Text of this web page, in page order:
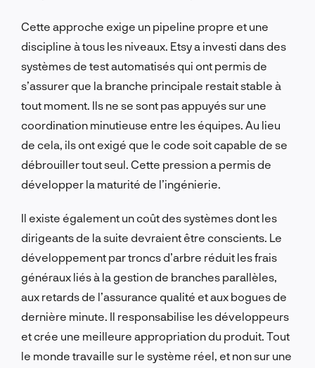
Cette approche exige un pipeline propre et une
discipline à tous les niveaux. Etsy a investi dans des
systèmes de test automatisés qui ont permis de
s’assurer que la branche principale restait stable à
tout moment. Ils ne se sont pas appuyés sur une
coordination minutieuse entre les équipes. Au lieu
de cela, ils ont exigé que le code soit capable de se
débrouiller tout seul. Cette pression a permis de
développer la maturité de l’ingénierie.
Il existe également un coût des systèmes dont les
dirigeants de la suite devraient être conscients. Le
développement par troncs d’arbre réduit les frais
généraux liés à la gestion de branches parallèles,
aux retards de l’assurance qualité et aux bogues de
dernière minute. Il responsabilise les développeurs
et crée une meilleure appropriation du produit. Tout
le monde travaille sur le système réel, et non sur une